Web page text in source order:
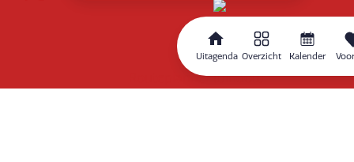
Uitagenda Overzicht Kalender
Routeplanner